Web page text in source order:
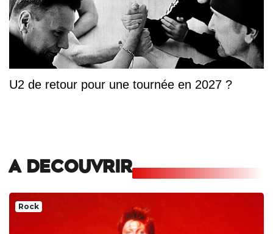
U2 de retour pour une tournée en 2027 ?
A DECOUVRIR
Rock